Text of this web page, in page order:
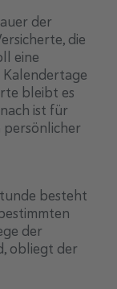
der
die
eine
bleibt es
ist für
persönlicher
besteht
der
obliegt der